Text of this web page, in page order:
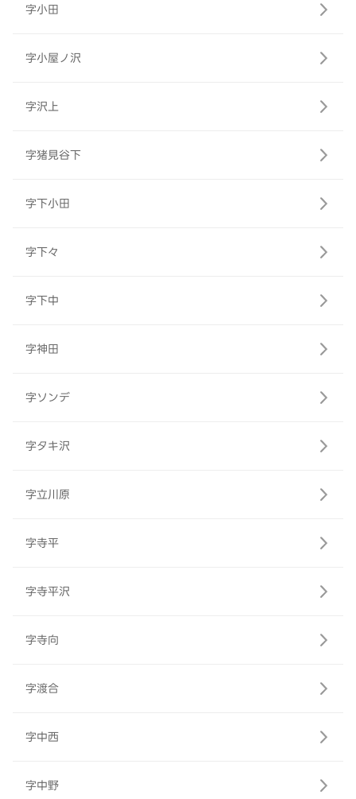
字小田
字小屋ノ沢
字沢上
字猪見谷下
字下小田
字下々
字下中
字神田
字ソンデ
字タキ沢
字立川原
字寺平
字寺平沢
字寺向
字渡合
字中西
字中野